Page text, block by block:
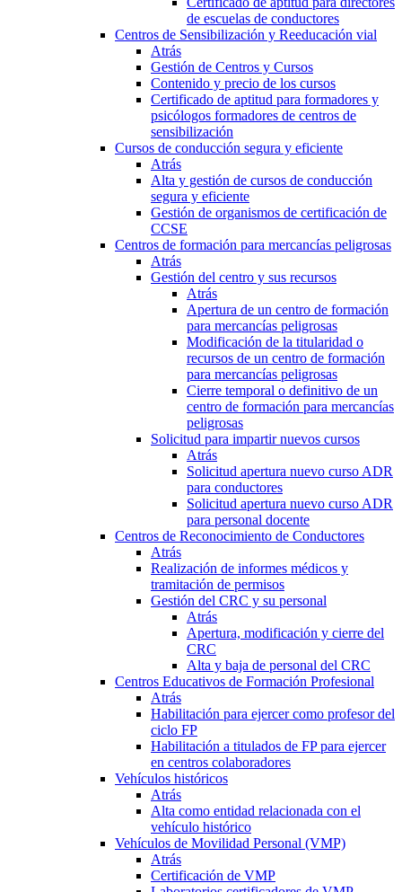
de escuelas de conductores
Centros de Sensibilización y Reeducación vial
Atrás
Gestión de Centros y Cursos
Contenido y precio de los cursos
Certificado de aptitud para formadores y
psicólogos formadores de centros de
sensibilización
Cursos de conducción segura y eficiente
Atrás
Alta y gestión de cursos de conducción
segura y eficiente
Gestión de organismos de certificación de
CCSE
Centros de formación para mercancías peligrosas
Atrás
Gestión del centro y sus recursos
Atrás
Apertura de un centro de formación
para mercancías peligrosas
Modificación de la titularidad o
recursos de un centro de formación
para mercancías peligrosas
Cierre temporal o definitivo de un
centro de formación para mercancías
peligrosas
Solicitud para impartir nuevos cursos
Atrás
Solicitud apertura nuevo curso ADR
para conductores
Solicitud apertura nuevo curso ADR
para personal docente
Centros de Reconocimiento de Conductores
Atrás
Realización de informes médicos y
tramitación de permisos
Gestión del CRC y su personal
Atrás
Apertura, modificación y cierre del
CRC
Alta y baja de personal del CRC
Centros Educativos de Formación Profesional
Atrás
Habilitación para ejercer como profesor del
ciclo FP
Habilitación a titulados de FP para ejercer
en centros colaboradores
Vehículos históricos
Atrás
Alta como entidad relacionada con el
vehículo histórico
Vehículos de Movilidad Personal (VMP)
Atrás
Certificación de VMP